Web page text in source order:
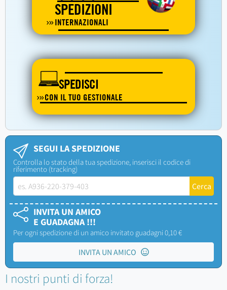
SPEDIZIONI
INTERNAZIONALI
SPEDISCI
CON IL TUO GESTIONALE
SEGUI LA SPEDIZIONE
Controlla lo stato della tua spedizione, inserisci il codice di
riferimento (tracking)
INVITA UN AMICO
E GUADAGNA !!!
Per ogni spedizione di un amico invitato guadagni 0,10 €
INVITA UN AMICO
I nostri punti di forza!